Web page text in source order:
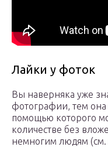
Лайки у фоток
Вы наверняка уже
фотографии, тем она
помощью которого
количестве без
немногим людям (см.